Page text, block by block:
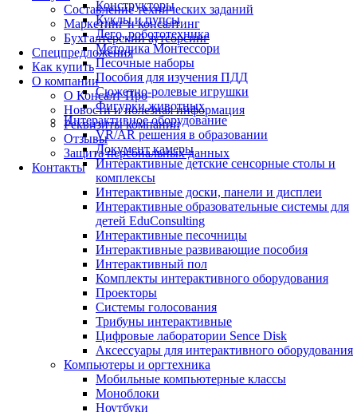
Составление технических заданий
Маркетинг и консалтинг
Бухгалтерский аутсорсинг
Спецпредложения
Как купить
О компании
О Консалт-Про
Новости и полезная информация
Реквизиты компании
Отзывы
Защита персональных данных
Контакты
Конструкторы
Куклы и пупсы
Лего, робототехника
Методика Монтессори
Песочные наборы
Пособия для изучения ПДД
Сюжетно-ролевые игрушки
Фигурки животных
Интерактивное оборудование
VR/AR решения в образовании
Документ камеры
Интерактивные детские сенсорные столы и
комплексы
Интерактивные доски, панели и дисплеи
Интерактивные образовательные системы для
детей EduConsulting
Интерактивные песочницы
Интерактивные развивающие пособия
Интерактивный пол
Комплекты интерактивного оборудования
Проекторы
Системы голосования
Трибуны интерактивные
Цифровые лаборатории Sence Disk
Аксессуары для интерактивного оборудования
Компьютеры и оргтехника
Мобильные компьютерные классы
Моноблоки
Ноутбуки